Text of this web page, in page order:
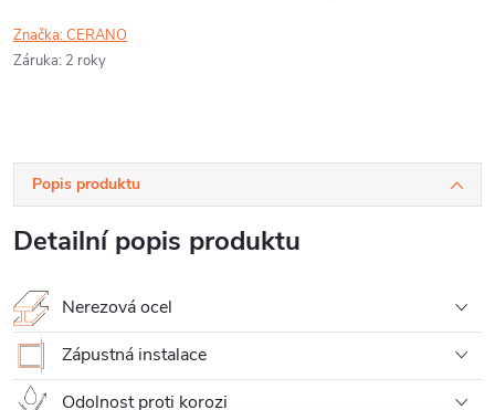
Značka:CERANO
Záruka: 2 roky
Popis produktu
Detailní popis produktu
Nerezová ocel
Zápustná instalace
Odolnost proti korozi